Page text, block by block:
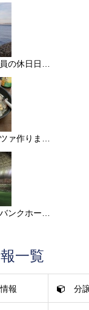
の休日日…
ァ作りま…
ンクホー…
一覧
報 分